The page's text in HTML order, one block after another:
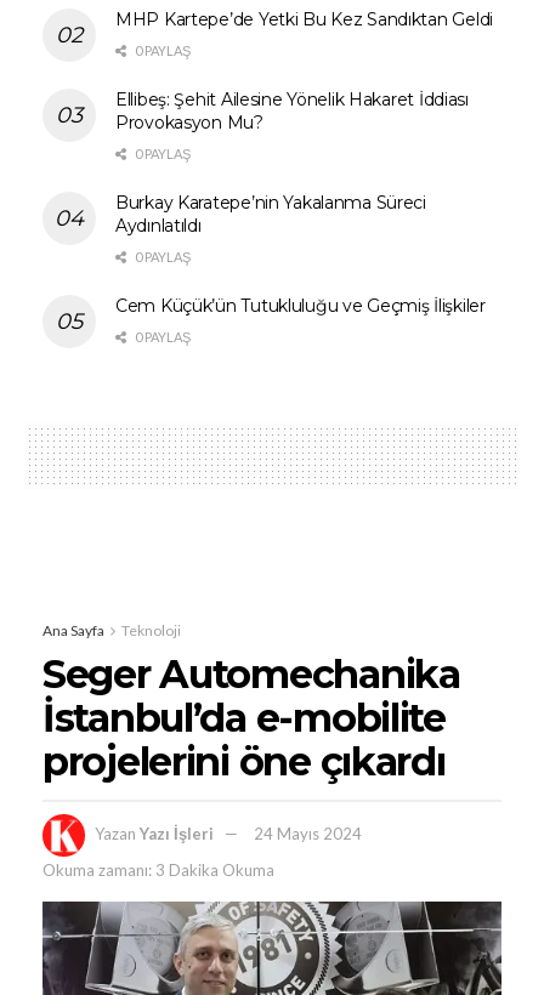
MHP Kartepe’de Yetki Bu Kez Sandıktan Geldi
0 PAYLAŞ
Ellibeş: Şehit Ailesine Yönelik Hakaret İddiası
Provokasyon Mu?
0 PAYLAŞ
Burkay Karatepe’nin Yakalanma Süreci
Aydınlatıldı
0 PAYLAŞ
Cem Küçük’ün Tutukluluğu ve Geçmiş İlişkiler
0 PAYLAŞ
Ana Sayfa Teknoloji
Seger Automechanika
İstanbul’da e-mobilite
projelerini öne çıkardı
Yazan Yazı İşleri
24 Mayıs 2024
Okuma zamanı: 3 Dakika Okuma